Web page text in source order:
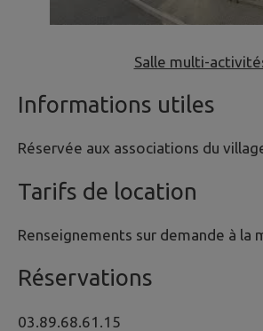
Salle multi-
Informations utiles
Réservée aux associations du
Tarifs de location
Renseignements sur demande à la
Réservations
03.89.68.61.15